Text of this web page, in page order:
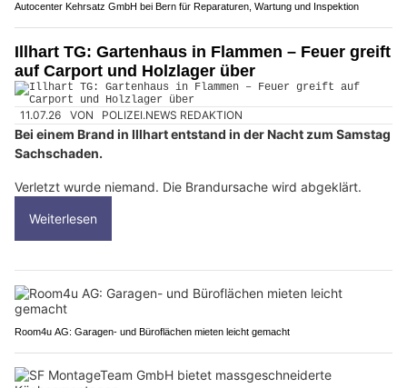
Autocenter Kehrsatz GmbH bei Bern für Reparaturen, Wartung und Inspektion
Illhart TG: Gartenhaus in Flammen – Feuer greift
auf Carport und Holzlager über
11.07.26 VON POLIZEI.NEWS REDAKTION
Bei einem Brand in Illhart entstand in der Nacht zum Samstag
Sachschaden.
Verletzt wurde niemand. Die Brandursache wird abgeklärt.
Weiterlesen
Room4u AG: Garagen- und Büroflächen mieten leicht gemacht